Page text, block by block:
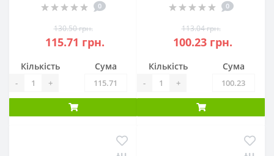
0
130.50 грн.
115.71 грн.
Кількість
- +
Сума
0
113.04 грн.
100.23 грн.
Кількість
- +
Сума